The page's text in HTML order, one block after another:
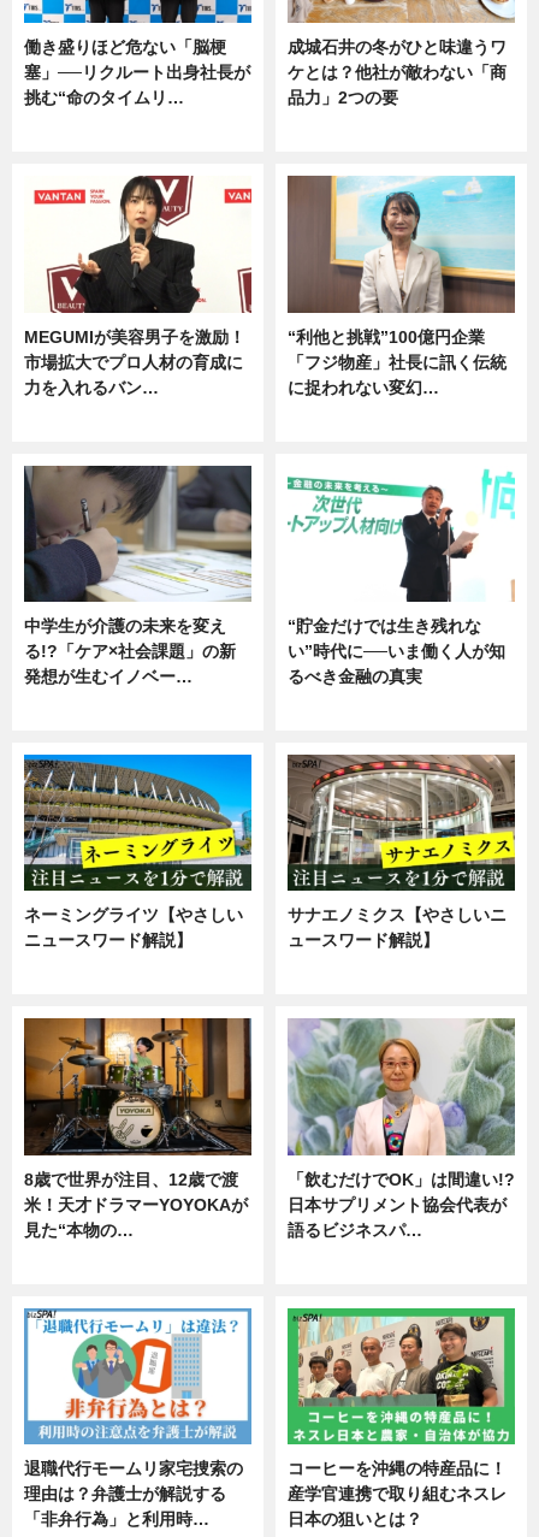
働き盛りほど危ない「脳梗
塞」──リクルート出身社長が
挑む“命のタイムリ…
成城石井の冬がひと味違うワ
ケとは？他社が敵わない「商
品力」2つの要
MEGUMIが美容男子を激励！
市場拡大でプロ人材の育成に
力を入れるバン…
“利他と挑戦”100億円企業
「フジ物産」社長に訊く伝統
に捉われない変幻…
中学生が介護の未来を変え
る!?「ケア×社会課題」の新
発想が生むイノベー…
“貯金だけでは生き残れな
い”時代に──いま働く人が知
るべき金融の真実
ネーミングライツ【やさしい
ニュースワード解説】
サナエノミクス【やさしいニ
ュースワード解説】
8歳で世界が注目、12歳で渡
米！天才ドラマーYOYOKAが
見た“本物の…
「飲むだけでOK」は間違い!?
日本サプリメント協会代表が
語るビジネスパ…
退職代行モームリ家宅捜索の
理由は？弁護士が解説する
「非弁行為」と利用時…
コーヒーを沖縄の特産品に！
産学官連携で取り組むネスレ
日本の狙いとは？